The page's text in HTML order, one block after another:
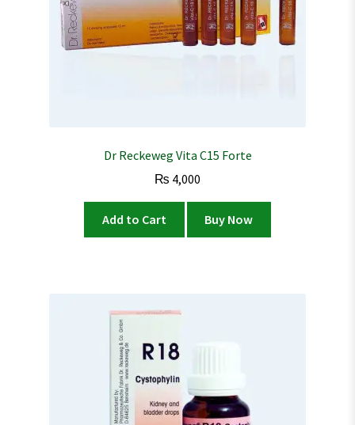
Dr Reckeweg Vita C15 Forte
₨ 4,000
Add to Cart Buy Now